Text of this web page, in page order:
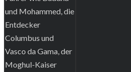
und Mohammed, die
Entdecker
Columbus und
Vasco da Gama, der
Moghul-Kaiser